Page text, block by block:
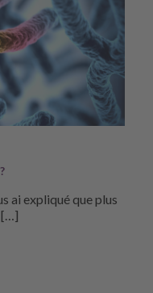
ai expliqué que plus
[…]